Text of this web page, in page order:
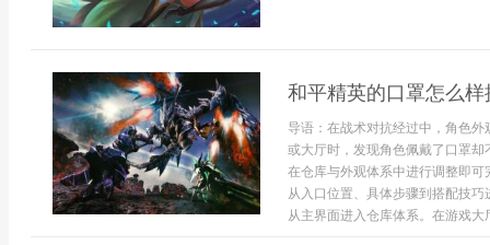
和平精英的口罩怎么样
导语：在战术对抗经过中，角色
或大厅时，发现角色佩戴了口罩
在仓库与外观体系中进行调整即
从入口位置、具体步骤到搭配技
从主界面进入仓库体系。在游戏大